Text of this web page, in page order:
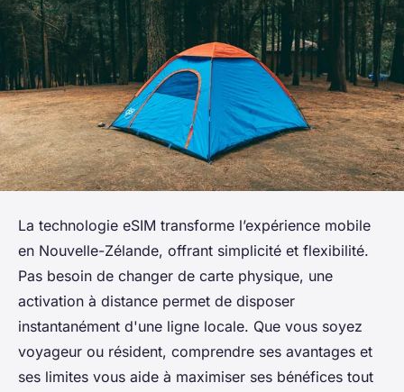
La technologie eSIM transforme l’expérience mobile
en Nouvelle-Zélande, offrant simplicité et flexibilité.
Pas besoin de changer de carte physique, une
activation à distance permet de disposer
instantanément d'une ligne locale. Que vous soyez
voyageur ou résident, comprendre ses avantages et
ses limites vous aide à maximiser ses bénéfices tout